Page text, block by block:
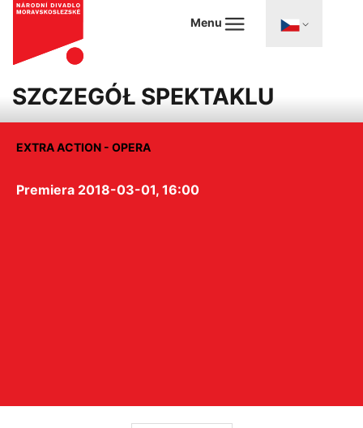
Menu
SZCZEGÓŁ SPEKTAKLU
EXTRA ACTION - OPERA
Premiera 2018-03-01, 16:00